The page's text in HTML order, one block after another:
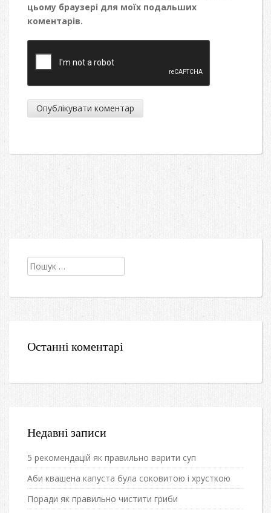
цьому браузері для моїх подальших
коментарів.
Пошук:
Останні коментарі
Недавні записи
5 рекомендацій як правильно варити суп
Аби квашена капуста була соковитою і хрусткою
Поради як правильно чистити гриби